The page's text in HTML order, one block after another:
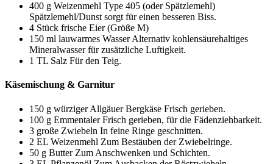
400 g Weizenmehl Type 405 (oder Spätzlemehl)
Spätzlemehl/Dunst sorgt für einen besseren Biss.
4 Stück frische Eier (Größe M)
150 ml lauwarmes Wasser Alternativ kohlensäurehaltiges
Mineralwasser für zusätzliche Luftigkeit.
1 TL Salz Für den Teig.
Käsemischung & Garnitur
150 g würziger Allgäuer Bergkäse Frisch gerieben.
100 g Emmentaler Frisch gerieben, für die Fädenziehbarkeit.
3 große Zwiebeln In feine Ringe geschnitten.
2 EL Weizenmehl Zum Bestäuben der Zwiebelringe.
50 g Butter Zum Anschwenken und Schichten.